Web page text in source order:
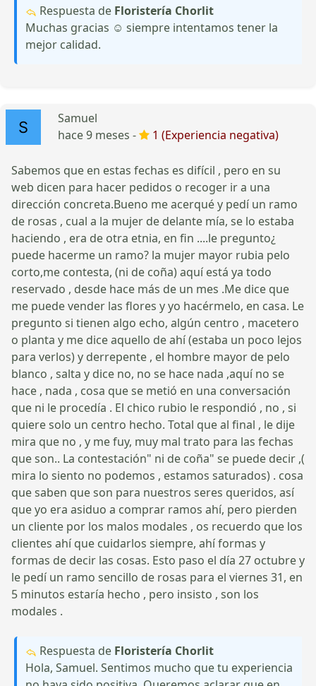
Respuesta de Floristería Chorlit
Muchas gracias ☺️ siempre intentamos tener la
mejor calidad.
Samuel
hace 9 meses -
1 (Experiencia negativa)
Sabemos que en estas fechas es difícil , pero en su
web dicen para hacer pedidos o recoger ir a una
dirección concreta.Bueno me acerqué y pedí un ramo
de rosas , cual a la mujer de delante mía, se lo estaba
haciendo , era de otra etnia, en fin ....le pregunto¿
puede hacerme un ramo? la mujer mayor rubia pelo
corto,me contesta, (ni de coña) aquí está ya todo
reservado , desde hace más de un mes .Me dice que
me puede vender las flores y yo hacérmelo, en casa. Le
pregunto si tienen algo echo, algún centro , macetero
o planta y me dice aquello de ahí (estaba un poco lejos
para verlos) y derrepente , el hombre mayor de pelo
blanco , salta y dice no, no se hace nada ,aquí no se
hace , nada , cosa que se metió en una conversación
que ni le procedía . El chico rubio le respondió , no , si
quiere solo un centro hecho. Total que al final , le dije
mira que no , y me fuy, muy mal trato para las fechas
que son.. La contestación" ni de coña" se puede decir ,(
mira lo siento no podemos , estamos saturados) . cosa
que saben que son para nuestros seres queridos, así
que yo era asiduo a comprar ramos ahí, pero pierden
un cliente por los malos modales , os recuerdo que los
clientes ahí que cuidarlos siempre, ahí formas y
formas de decir las cosas. Esto paso el día 27 octubre y
le pedí un ramo sencillo de rosas para el viernes 31, en
5 minutos estaría hecho , pero insisto , son los
modales .
Respuesta de Floristería Chorlit
Hola, Samuel. Sentimos mucho que tu experiencia